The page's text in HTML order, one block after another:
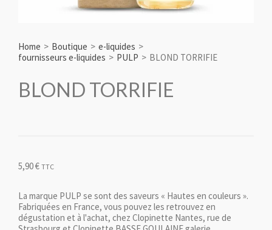
Home > Boutique > e-liquides >
fournisseurs e-liquides > PULP > BLOND TORRIFIE
BLOND TORRIFIE
5,90€ TTC
La marque PULP se sont des saveurs « Hautes en couleurs ».
Fabriquées en France, vous pouvez les retrouvez en
dégustation et à l'achat, chez Clopinette Nantes, rue de